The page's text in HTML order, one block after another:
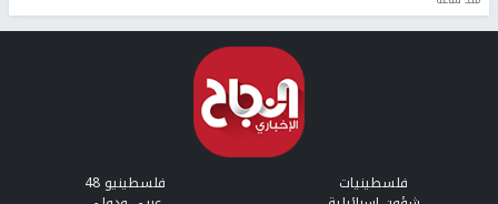
فلسطينيات فلسطينيو 48